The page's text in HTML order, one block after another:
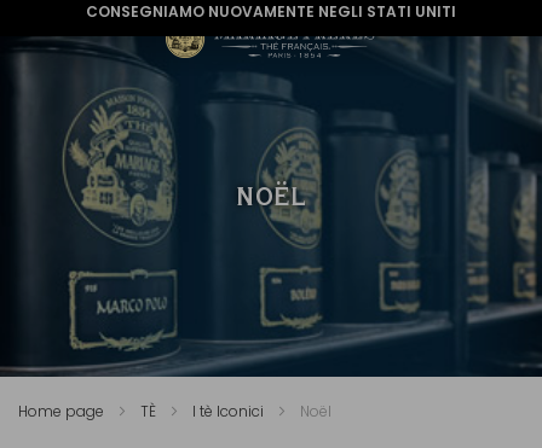
CONSEGNIAMO NUOVAMENTE NEGLI STATI UNITI
NOËL
Home page TÈ I tè Iconici Noël